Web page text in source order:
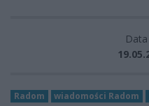
Radom wiadomości Radom